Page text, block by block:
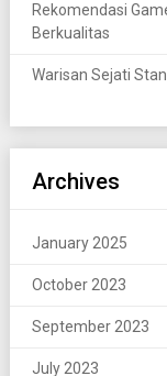
Rekomendasi
Berkualitas
Warisan Sejati
Archives
January 2025
October 2023
September 2023
July 2023